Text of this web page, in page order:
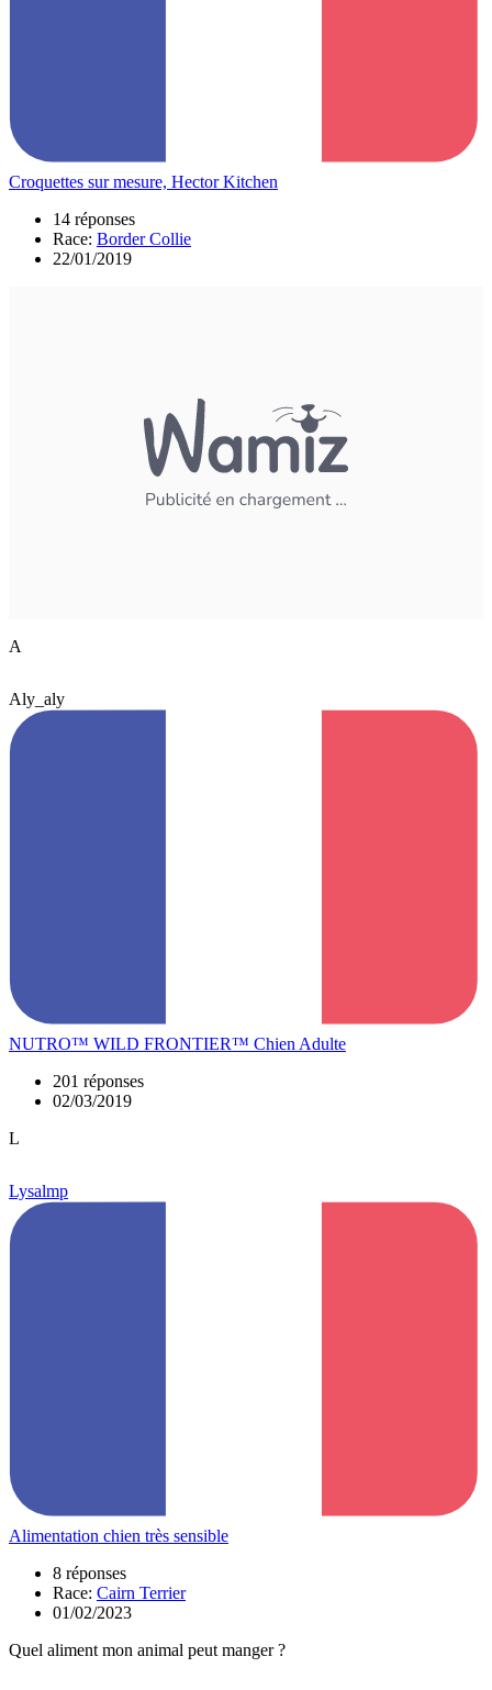
Croquettes sur mesure, Hector Kitchen
14 réponses
Race: Border Collie
22/01/2019
A
Aly_aly
NUTRO™ WILD FRONTIER™ Chien Adulte
201 réponses
02/03/2019
L
Lysalmp
Alimentation chien très sensible
8 réponses
Race: Cairn Terrier
01/02/2023
Quel aliment mon animal peut manger ?